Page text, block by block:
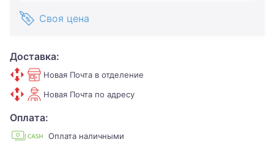
Своя цена
Доставка:
Новая Почта в отделение
Новая Почта по адресу
Оплата:
Оплата наличными